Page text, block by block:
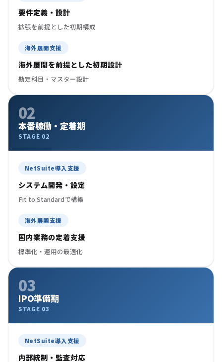
要件定義・設計
拡張を前提とした初期構成
海外展開支援
海外展開を前提とした初期設計
勘定科目・マスター設計
02
本番稼働・定着期
STAGE 02
NetSuite導入支援
システム開発・設定
Fit to Standardで構築
海外展開支援
国内業務の定着支援
標準化・運用の最適化
03
IPO準備期
STAGE 03
NetSuite導入支援
内部統制・監査対応